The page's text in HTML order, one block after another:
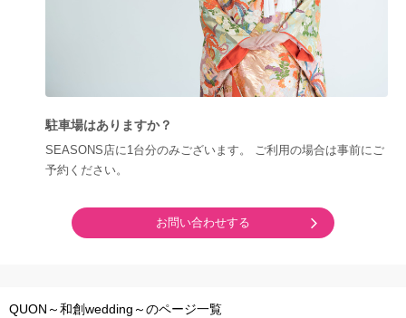
駐車場はありますか？
SEASONS店に1台分のみございます。 ご利用の場合は事前にご
予約ください。
お問い合わせする
QUON～和創wedding～のページ一覧